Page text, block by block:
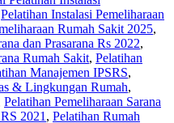
Pelatihan Instalasi Pemeliharaan
Rumah Sakit 2025,
dan Prasarana Rs 2022,
Rumah Sakit, Pelatihan
Manajemen IPSRS,
& Lingkungan Rumah,
Pelatihan Pemeliharaan Sarana
2021 , Pelatihan Rumah